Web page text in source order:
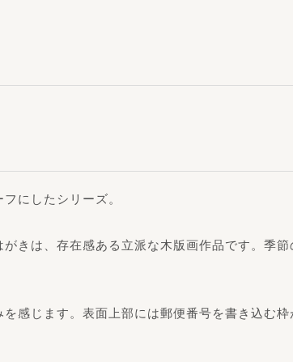
にしたシリーズ。
きは、存在感ある立派な木版画作品です。季
感じます。表面上部には郵便番号を書き込む枠